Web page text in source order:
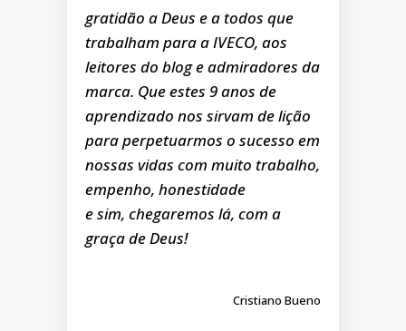
gratidão a Deus e a todos que
trabalham para a IVECO, aos
leitores do blog e admiradores da
marca. Que estes 9 anos de
aprendizado nos sirvam de lição
para perpetuarmos o sucesso em
nossas vidas com muito trabalho,
empenho, honestidade
e sim, chegaremos lá, com a
graça de Deus!
Cristiano Bueno